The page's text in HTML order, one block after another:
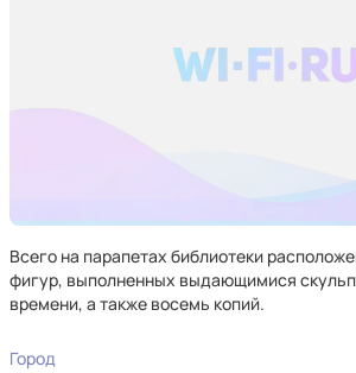
Всего на парапетах библиотеки
фигур, выполненных выдающимися
времени, а также восемь копий.
Город